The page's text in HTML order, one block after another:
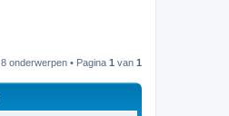
8 onderwerpen • Pagina 1 van 1